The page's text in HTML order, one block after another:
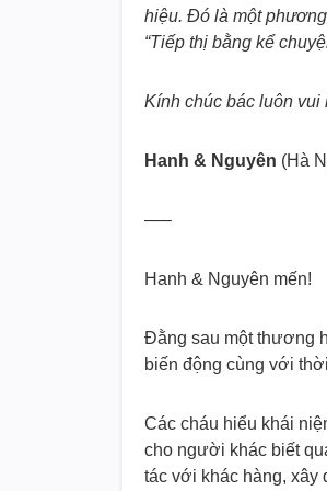
hiệu. Đó là một
“Tiếp thị bằng kể
Kính chúc bác luôn vui
Hanh & Nguyên (Hà
—–
Hanh & Nguyên mến!
Đằng sau một thương
biến động cùng với
Các cháu hiểu khái
cho người khác biết
tác với khác hàng, xây